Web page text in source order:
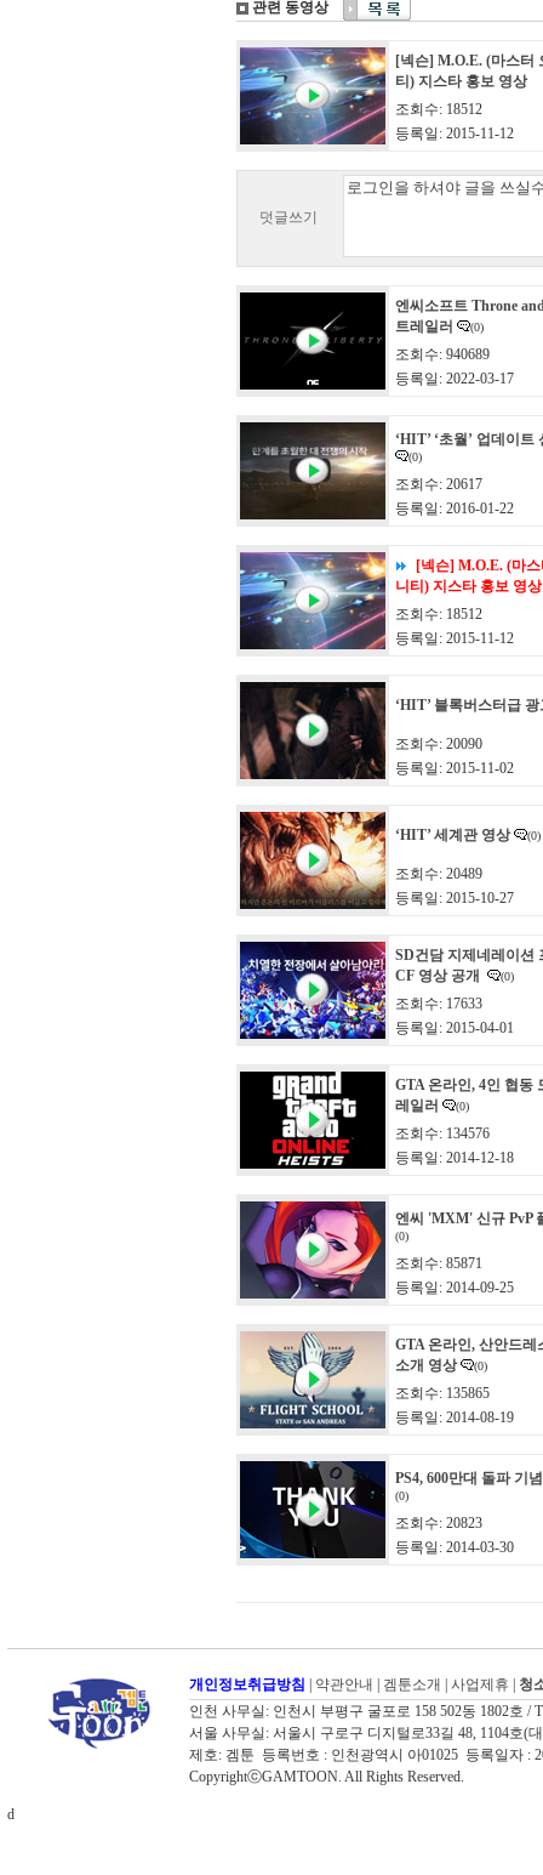
관련 동영상
[넥슨] M.O.E. (마스터
티) 지스타 홍보 영상
조회수: 18512
등록일: 2015-11-12
덧글쓰기
엔씨소프트 Throne
트레일러
(0)
조회수: 940689
등록일: 2022-03-17
‘HIT’ ‘초월’ 업데이
(0)
조회수: 20617
등록일: 2016-01-22
[넥슨] M.O.E. (마
니티) 지스타 홍보 영상
조회수: 18512
등록일: 2015-11-12
‘HIT’ 블록버스터급
조회수: 20090
등록일: 2015-11-02
‘HIT’ 세계관 영상 (0)
조회수: 20489
등록일: 2015-10-27
SD건담 지제네레이션
CF 영상 공개
(0)
조회수: 17633
등록일: 2015-04-01
GTA 온라인, 4인 협동
레일러
(0)
조회수: 134576
등록일: 2014-12-18
엔씨 'MXM' 신규 PvP
(0)
조회수: 85871
등록일: 2014-09-25
GTA 온라인, 산안드레
소개 영상
(0)
조회수: 135865
등록일: 2014-08-19
PS4, 600만대 돌파 기
(0)
조회수: 20823
등록일: 2014-03-30
개인정보취급방침 약관안내 겜툰소개 사업제휴
청
인천 사무실: 인천시 부평구 굴포로 158 502동 1802호 /
서울 사무실: 서울시 구로구 디지털로33길 48, 1104호(
제호: 겜툰 등록번호 : 인천광역시 아01025 등록일자 :
CopyrightⓒGAMTOON. All Rights Reserved.
d